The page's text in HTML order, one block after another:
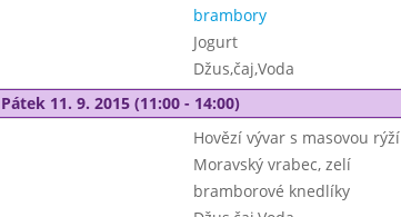
brambory
Jogurt
Džus,čaj,Voda
Pátek 11. 9. 2015 (11:00 - 14:00)
Hovězí vývar s masovou rýží
Moravský vrabec, zelí
bramborové knedlíky